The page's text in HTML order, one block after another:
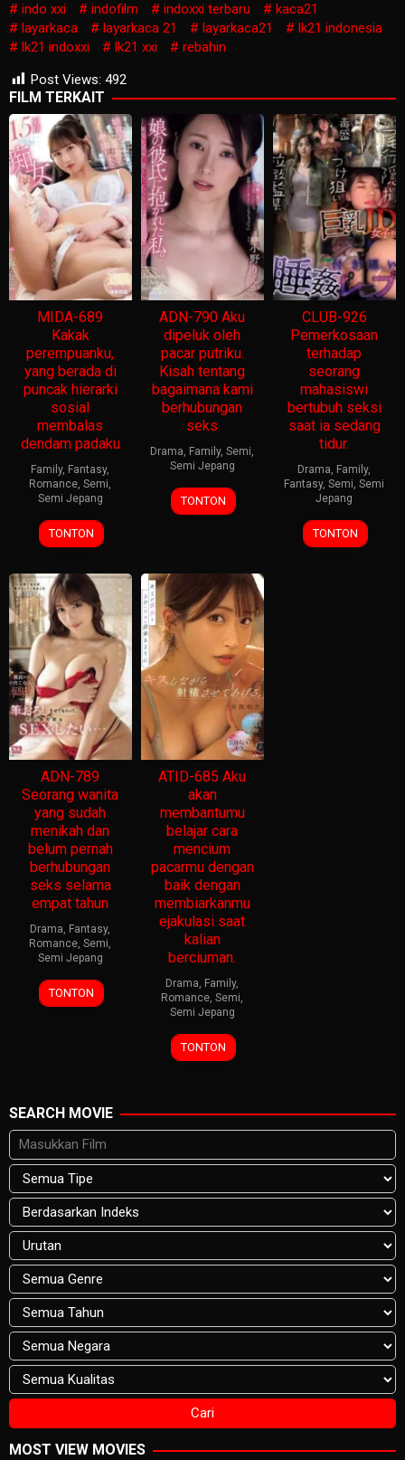
indo xxi
indofilm indoxxi terbaru
kaca21
layarkaca
layarkaca 21 layarkaca21
lk21 indonesia
lk21 indoxxi
lk21 xxi
rebahin
Post Views: 492
FILM TERKAIT
MIDA-689
Kakak
perempuanku,
yang berada di
puncak hierarki
sosial
membalas
dendam padaku
Family, Fantasy,
Romance,Semi,
Semi Jepang
TONTON
ADN-790 Aku
dipeluk oleh
pacar putriku.
Kisah tentang
bagaimana kami
berhubungan
seks
Drama, Family,Semi,
Semi Jepang
TONTON
CLUB-926
Pemerkosaan
terhadap
seorang
mahasiswi
bertubuh seksi
saat ia sedang
tidur.
Drama, Family,
Fantasy,Semi,Semi
Jepang
TONTON
ADN-789
Seorang wanita
yang sudah
menikah dan
belum pernah
berhubungan
seks selama
empat tahun
Drama, Fantasy,
Romance,Semi,
Semi Jepang
TONTON
ATID-685 Aku
akan
membantumu
belajar cara
mencium
pacarmu dengan
baik dengan
membiarkanmu
ejakulasi saat
kalian
berciuman.
Drama, Family,
Romance,Semi,
Semi Jepang
TONTON
SEARCH MOVIE
MOST VIEW MOVIES